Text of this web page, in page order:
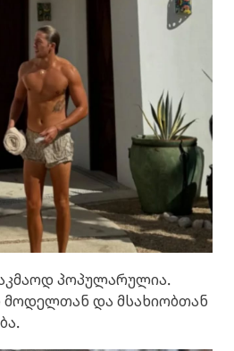
პოპულარულია.
მოდელთან და მსახიობთან